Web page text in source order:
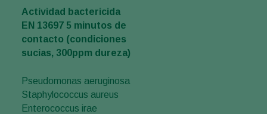
Actividad bactericida
EN 13697 5 minutos de
contacto (condiciones
sucias, 300ppm dureza)
Pseudomonas aeruginosa
Staphylococcus aureus
Enterococcus irae